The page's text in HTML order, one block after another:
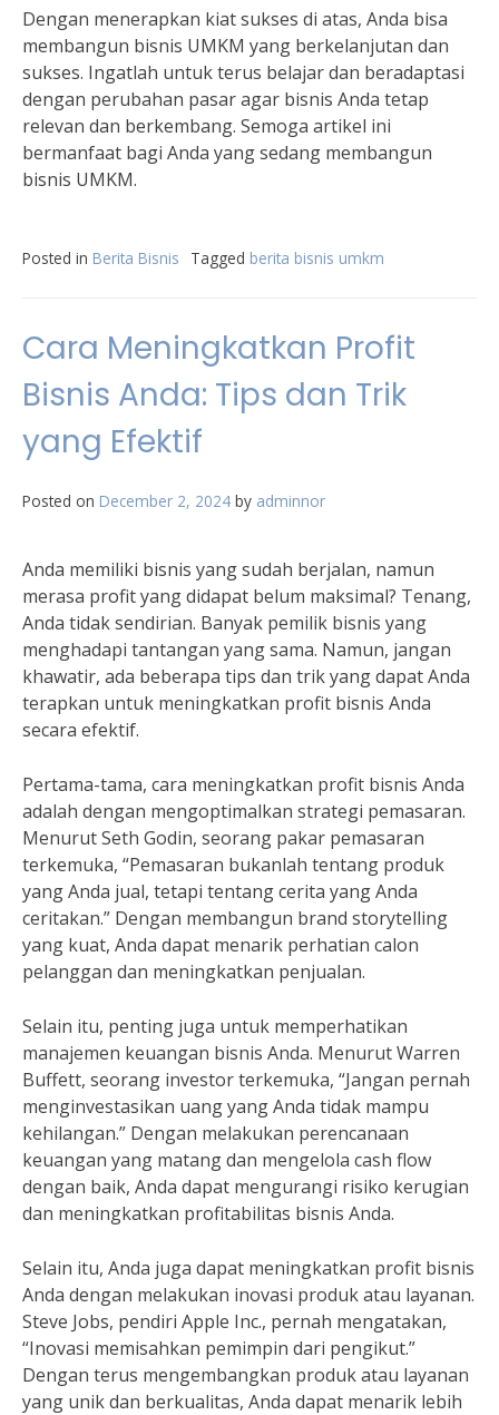
Dengan menerapkan kiat sukses di atas, Anda bisa
membangun bisnis UMKM yang berkelanjutan dan
sukses. Ingatlah untuk terus belajar dan beradaptasi
dengan perubahan pasar agar bisnis Anda tetap
relevan dan berkembang. Semoga artikel ini
bermanfaat bagi Anda yang sedang membangun
bisnis UMKM.
Posted in Berita Bisnis Tagged berita bisnis umkm
Cara Meningkatkan Profit
Bisnis Anda: Tips dan Trik
yang Efektif
Posted on December 2, 2024 by adminnor
Anda memiliki bisnis yang sudah berjalan, namun
merasa profit yang didapat belum maksimal? Tenang,
Anda tidak sendirian. Banyak pemilik bisnis yang
menghadapi tantangan yang sama. Namun, jangan
khawatir, ada beberapa tips dan trik yang dapat Anda
terapkan untuk meningkatkan profit bisnis Anda
secara efektif.
Pertama-tama, cara meningkatkan profit bisnis Anda
adalah dengan mengoptimalkan strategi pemasaran.
Menurut Seth Godin, seorang pakar pemasaran
terkemuka, “Pemasaran bukanlah tentang produk
yang Anda jual, tetapi tentang cerita yang Anda
ceritakan.” Dengan membangun brand storytelling
yang kuat, Anda dapat menarik perhatian calon
pelanggan dan meningkatkan penjualan.
Selain itu, penting juga untuk memperhatikan
manajemen keuangan bisnis Anda. Menurut Warren
Buffett, seorang investor terkemuka, “Jangan pernah
menginvestasikan uang yang Anda tidak mampu
kehilangan.” Dengan melakukan perencanaan
keuangan yang matang dan mengelola cash flow
dengan baik, Anda dapat mengurangi risiko kerugian
dan meningkatkan profitabilitas bisnis Anda.
Selain itu, Anda juga dapat meningkatkan profit bisnis
Anda dengan melakukan inovasi produk atau layanan.
Steve Jobs, pendiri Apple Inc., pernah mengatakan,
“Inovasi memisahkan pemimpin dari pengikut.”
Dengan terus mengembangkan produk atau layanan
yang unik dan berkualitas, Anda dapat menarik lebih